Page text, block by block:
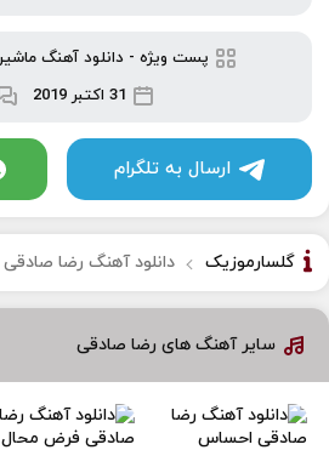
پست ویژه - دانلود آهنگ
31 اکتبر 2019
ارسال به تلگرام
گلسارموزیک دانلود آهنگ رضا
سایر آهنگ های رضا صادقی